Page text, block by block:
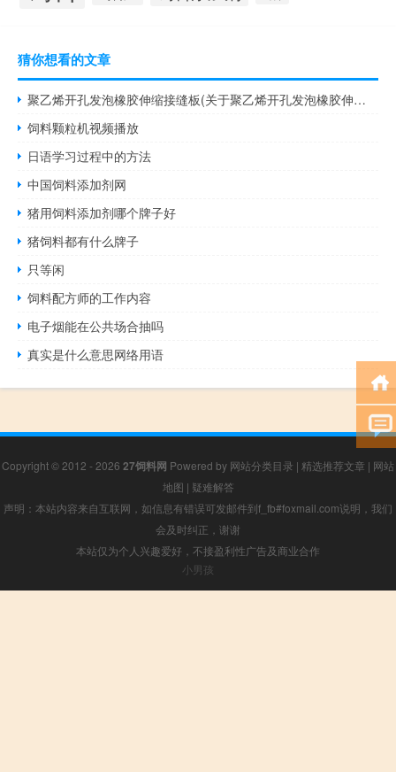
猜你想看的文章
聚乙烯开孔发泡橡胶伸缩接缝板(关于聚乙烯开孔发泡橡胶伸缩接缝板简述)
饲料颗粒机视频播放
日语学习过程中的方法
中国饲料添加剂网
猪用饲料添加剂哪个牌子好
猪饲料都有什么牌子
只等闲
饲料配方师的工作内容
电子烟能在公共场合抽吗
真实是什么意思网络用语
Copyright © 2012 - 2026 27饲料网 Powered by 网站分类目录 | 精选推荐文章 | 网站
地图 | 疑难解答
声明：本站内容来自互联网，如信息有错误可发邮件到f_fb#foxmail.com说明，我们
会及时纠正，谢谢
本站仅为个人兴趣爱好，不接盈利性广告及商业合作
小男孩